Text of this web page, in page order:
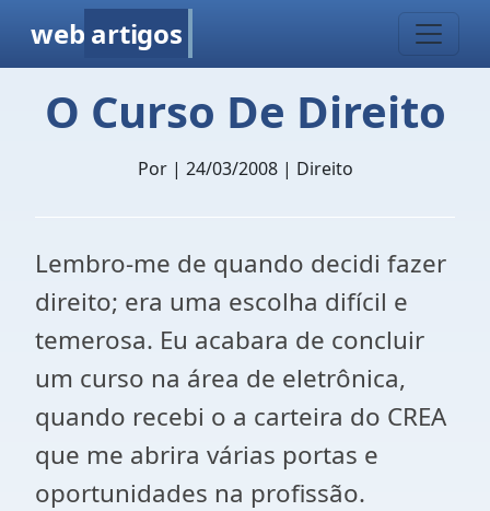
web artigos
O Curso De Direito
Por | 24/03/2008 | Direito
Lembro-me de quando decidi fazer
direito; era uma escolha difícil e
temerosa. Eu acabara de concluir
um curso na área de eletrônica,
quando recebi o a carteira do CREA
que me abrira várias portas e
oportunidades na profissão.